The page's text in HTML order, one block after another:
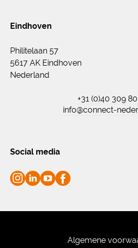
Eindhoven
Philitelaan 57
5617 AK Eindhoven
Nederland
+31 (0)40 309
info@connect-
Social media
Algemene